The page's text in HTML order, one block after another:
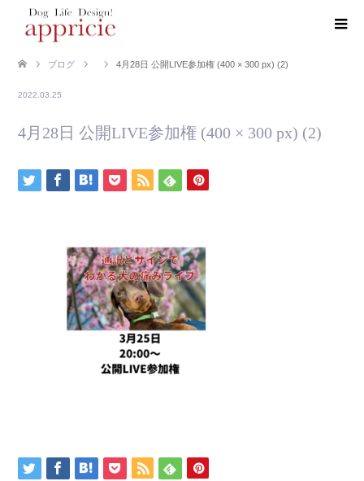
ブログ 4月28日 公開LIVE参加権 (400 × 300 px) (2)
2022.03.25
4月28日 公開LIVE参加権 (400 × 300 px) (2)